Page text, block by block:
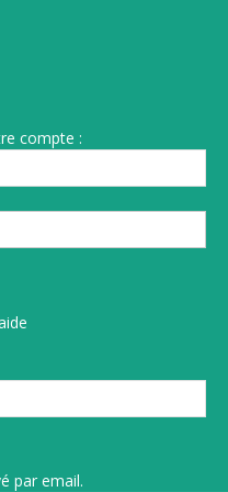
compte :
par email.